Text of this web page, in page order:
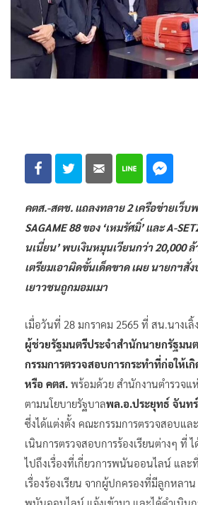
คตส.-สตช. แถลงทลาย 2 เครือข่ายเว็
SAGAME 88 ของ ‘เหมรัศมิ์’ และ A-
นเนี่ยน’ พบเงินหมุนเวียนกว่า 20,000
เตรียมเอาผิดขั้นเด็ดขาด เผย นายกฯสั่
เยาวชนถูกมอมเมา
เมื่อวันที่ 28 มกราคม 2565 ที่ สน.นางเลิ้ง
ผู้ช่วยรัฐมนตรีประจำสำนักนายกรัฐมน
กรรมการตรวจสอบการกระทำที่ก่อให้เ
หรือ คตส. พร้อมด้วย สำนักงานตำรวจแ
ตามนโยบายรัฐบาลพล.อ.ประยุทธ์ จันท
ซึ่งได้แต่งตั้ง คณะกรรมการตรวจสอบแล
เนินการตรวจสอบการร้องเรียนต่างๆ ที่
ไปถึงเรื่องที่เกี่ยวการพนันออนไลน์ และ
เรื่องร้องเรียน จากผู้ปกครองที่มีลูกหลา